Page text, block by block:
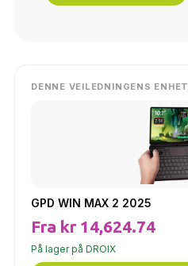
DENNE VEILEDNINGENS ENHET
GPD WIN MAX 2 2025
Fra kr 14,624.74
På lager på DROIX